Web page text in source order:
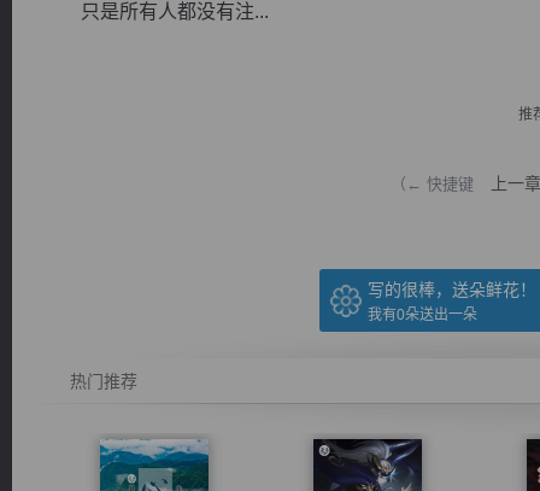
只是所有人都没有注...
推
（← 快捷键 上一章
写的很棒，送朵鲜花！
我有0朵送出一朵
热门推荐